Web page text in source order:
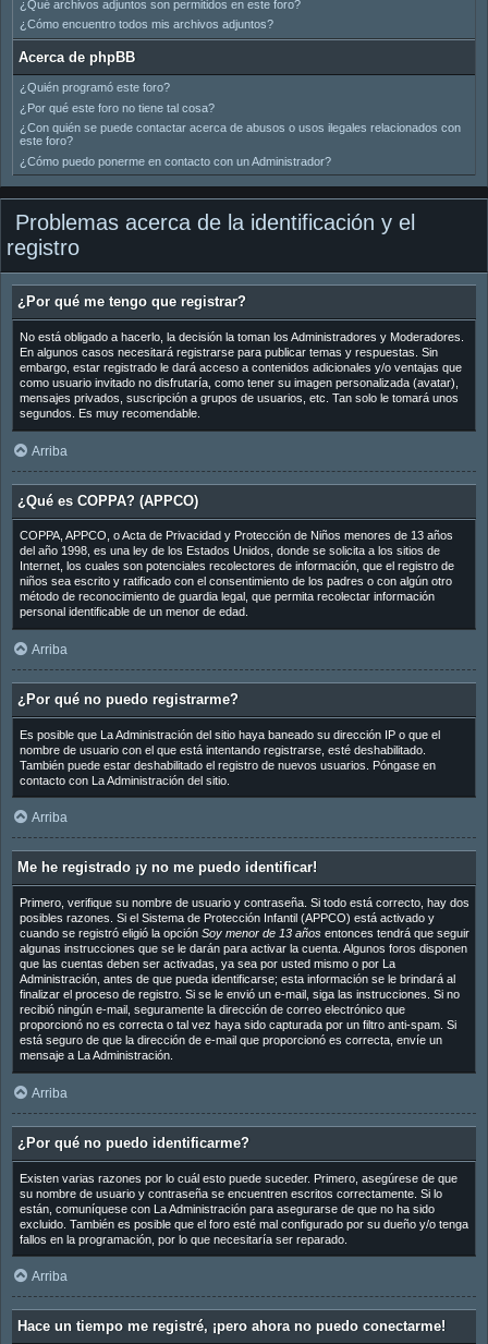
¿Qué archivos adjuntos son permitidos en este foro?
¿Cómo encuentro todos mis archivos adjuntos?
Acerca de phpBB
¿Quién programó este foro?
¿Por qué este foro no tiene tal cosa?
¿Con quién se puede contactar acerca de abusos o usos ilegales relacionados con
este foro?
¿Cómo puedo ponerme en contacto con un Administrador?
Problemas acerca de la identificación y el
registro
¿Por qué me tengo que registrar?
No está obligado a hacerlo, la decisión la toman los Administradores y Moderadores.
En algunos casos necesitará registrarse para publicar temas y respuestas. Sin
embargo, estar registrado le dará acceso a contenidos adicionales y/o ventajas que
como usuario invitado no disfrutaría, como tener su imagen personalizada (avatar),
mensajes privados, suscripción a grupos de usuarios, etc. Tan solo le tomará unos
segundos. Es muy recomendable.
Arriba
¿Qué es COPPA? (APPCO)
COPPA, APPCO, o Acta de Privacidad y Protección de Niños menores de 13 años
del año 1998, es una ley de los Estados Unidos, donde se solicita a los sitios de
Internet, los cuales son potenciales recolectores de información, que el registro de
niños sea escrito y ratificado con el consentimiento de los padres o con algún otro
método de reconocimiento de guardia legal, que permita recolectar información
personal identificable de un menor de edad.
Arriba
¿Por qué no puedo registrarme?
Es posible que La Administración del sitio haya baneado su dirección IP o que el
nombre de usuario con el que está intentando registrarse, esté deshabilitado.
También puede estar deshabilitado el registro de nuevos usuarios. Póngase en
contacto con La Administración del sitio.
Arriba
Me he registrado ¡y no me puedo identificar!
Primero, verifique su nombre de usuario y contraseña. Si todo está correcto, hay dos
posibles razones. Si el Sistema de Protección Infantil (APPCO) está activado y
cuando se registró eligió la opción Soy menor de 13 añosentonces tendrá que seguir
algunas instrucciones que se le darán para activar la cuenta. Algunos foros disponen
que las cuentas deben ser activadas, ya sea por usted mismo o por La
Administración, antes de que pueda identificarse; esta información se le brindará al
finalizar el proceso de registro. Si se le envió un e-mail, siga las instrucciones. Si no
recibió ningún e-mail, seguramente la dirección de correo electrónico que
proporcionó no es correcta o tal vez haya sido capturada por un filtro anti-spam. Si
está seguro de que la dirección de e-mail que proporcionó es correcta, envíe un
mensaje a La Administración.
Arriba
¿Por qué no puedo identificarme?
Existen varias razones por lo cuál esto puede suceder. Primero, asegúrese de que
su nombre de usuario y contraseña se encuentren escritos correctamente. Si lo
están, comuníquese con La Administración para asegurarse de que no ha sido
excluido. También es posible que el foro esté mal configurado por su dueño y/o tenga
fallos en la programación, por lo que necesitaría ser reparado.
Arriba
Hace un tiempo me registré, ¡pero ahora no puedo conectarme!